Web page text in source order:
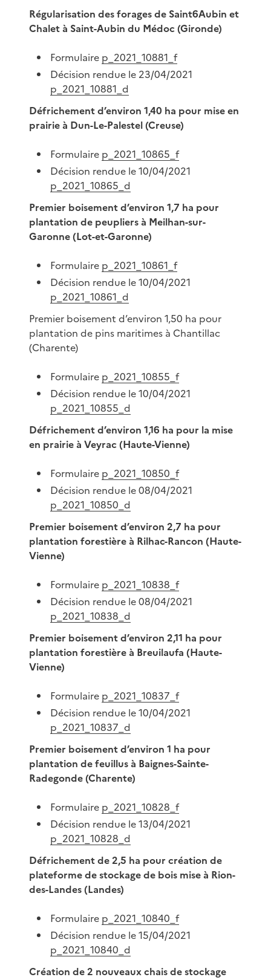
Régularisation des forages de Saint6Aubin et
Chalet à Saint-Aubin du Médoc (Gironde)
Formulaire p_2021_10881_f
Décision rendue le 23/04/2021
p_2021_10881_d
Défrichement d’environ 1,40 ha pour mise en
prairie à Dun-Le-Palestel (Creuse)
Formulaire p_2021_10865_f
Décision rendue le 10/04/2021
p_2021_10865_d
Premier boisement d’environ 1,7 ha pour
plantation de peupliers à Meilhan-sur-
Garonne (Lot-et-Garonne)
Formulaire p_2021_10861_f
Décision rendue le 10/04/2021
p_2021_10861_d
Premier boisement d’environ 1,50 ha pour
plantation de pins maritimes à Chantillac
(Charente)
Formulaire p_2021_10855_f
Décision rendue le 10/04/2021
p_2021_10855_d
Défrichement d’environ 1,16 ha pour la mise
en prairie à Veyrac (Haute-Vienne)
Formulaire p_2021_10850_f
Décision rendue le 08/04/2021
p_2021_10850_d
Premier boisement d’environ 2,7 ha pour
plantation forestière à Rilhac-Rancon (Haute-
Vienne)
Formulaire p_2021_10838_f
Décision rendue le 08/04/2021
p_2021_10838_d
Premier boisement d’environ 2,11 ha pour
plantation forestière à Breuilaufa (Haute-
Vienne)
Formulaire p_2021_10837_f
Décision rendue le 10/04/2021
p_2021_10837_d
Premier boisement d’environ 1 ha pour
plantation de feuillus à Baignes-Sainte-
Radegonde (Charente)
Formulaire p_2021_10828_f
Décision rendue le 13/04/2021
p_2021_10828_d
Défrichement de 2,5 ha pour création de
plateforme de stockage de bois mise à Rion-
des-Landes (Landes)
Formulaire p_2021_10840_f
Décision rendue le 15/04/2021
p_2021_10840_d
Création de 2 nouveaux chais de stockage